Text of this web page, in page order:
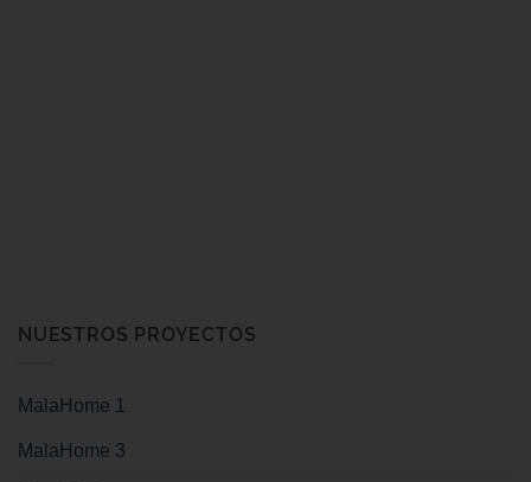
NUESTROS PROYECTOS
MalaHome 1
MalaHome 3